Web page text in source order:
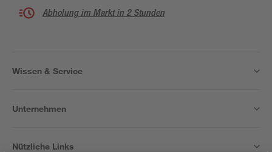
Abholung im Markt in 2 Stunden
Wissen & Service
Unternehmen
Nützliche Links